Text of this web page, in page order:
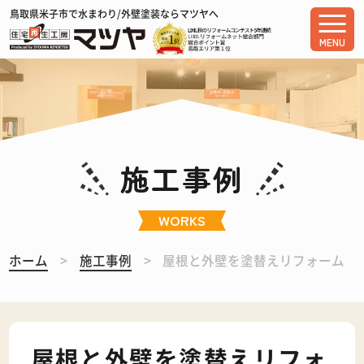
鳥取県米子市で水まわり/外壁塗装ならマツヤへ
MENU
施工事例
WORKS
ホーム 施工事例 屋根と外壁を塗替えリフォーム